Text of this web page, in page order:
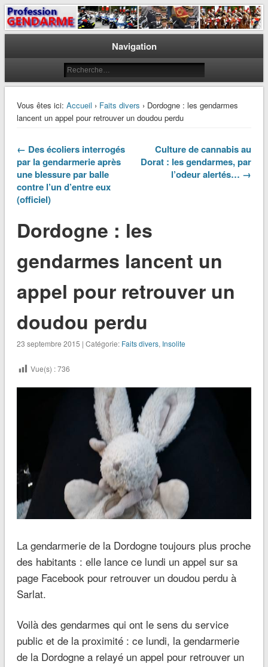
Profession Gendarme
Le journal des gendarmes
Navigation
Vous êtes ici: Accueil › Faits divers › Dordogne : les gendarmes
lancent un appel pour retrouver un doudou perdu
← Des écoliers interrogés
par la gendarmerie après
une blessure par balle
contre l’un d’entre eux
(officiel)
Culture de cannabis au
Dorat : les gendarmes, par
l’odeur alertés… →
Dordogne : les
gendarmes lancent un
appel pour retrouver un
doudou perdu
23 septembre 2015 | Catégorie: Faits divers, Insolite
Vue(s) :736
La gendarmerie de la Dordogne toujours plus proche
des habitants : elle lance ce lundi un appel sur sa
page Facebook pour retrouver un doudou perdu à
Sarlat.
Voilà des gendarmes qui ont le sens du service
public et de la proximité : ce lundi, la gendarmerie
de la Dordogne a relayé un appel pour retrouver un